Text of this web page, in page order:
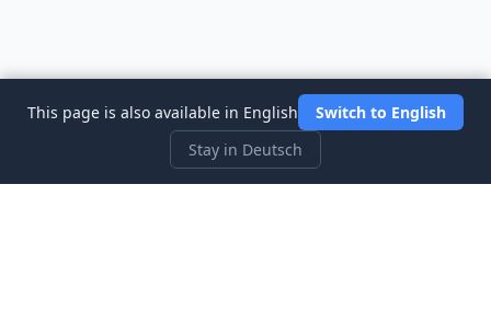
This page is also available in English
Switch to English
Stay in Deutsch